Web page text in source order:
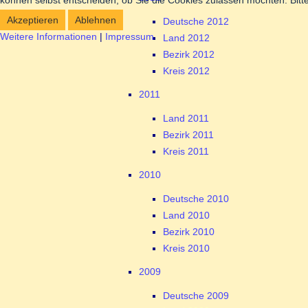
Deutsche 2012
Land 2012
Bezirk 2012
Kreis 2012
2011
Land 2011
Bezirk 2011
Kreis 2011
2010
Deutsche 2010
Land 2010
Bezirk 2010
Kreis 2010
2009
Deutsche 2009
Akzeptieren
Ablehnen
Weitere Informationen | Impressum